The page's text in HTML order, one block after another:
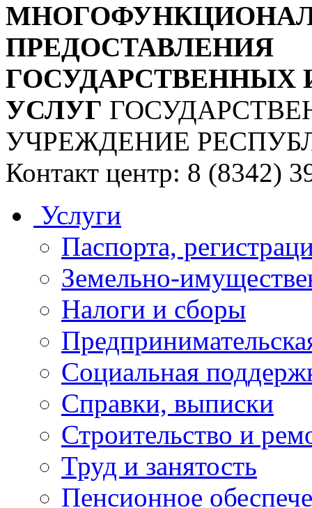
ПРЕДОСТАВЛЕНИЯ
УСЛУГ
УЧРЕЖДЕНИЕ
Контакт центр: 8 (8342)
Услуги
Паспорта,
Земельно-
Налоги и сборы
Социальная
Справки, выписки
Строительство и
Труд и занятость
Пенсионное